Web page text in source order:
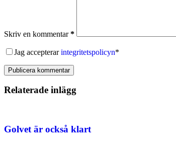
Skriv en kommentar*
Jag accepterarintegritetspolicyn*
Publicera kommentar
Relaterade inlägg
Golvet är också klart